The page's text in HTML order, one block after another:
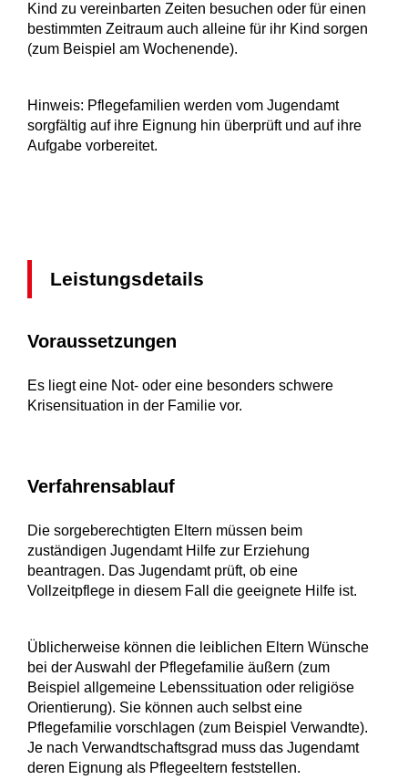
Kind zu vereinbarten Zeiten besuchen oder für einen
bestimmten Zeitraum auch alleine für ihr Kind sorgen
(zum Beispiel am Wochenende).
Hinweis: Pflegefamilien werden vom Jugendamt
sorgfältig auf ihre Eignung hin überprüft und auf ihre
Aufgabe vorbereitet.
Leistungsdetails
Voraussetzungen
Es liegt eine Not- oder eine besonders schwere
Krisensituation in der Familie vor.
Verfahrensablauf
Die sorgeberechtigten Eltern müssen beim
zuständigen Jugendamt Hilfe zur Erziehung
beantragen. Das Jugendamt prüft, ob eine
Vollzeitpflege in diesem Fall die geeignete Hilfe ist.
Üblicherweise können die leiblichen Eltern Wünsche
bei der Auswahl der Pflegefamilie äußern (zum
Beispiel allgemeine Lebenssituation oder religiöse
Orientierung). Sie können auch selbst eine
Pflegefamilie vorschlagen (zum Beispiel Verwandte).
Je nach Verwandtschaftsgrad muss das Jugendamt
deren Eignung als Pflegeeltern feststellen.